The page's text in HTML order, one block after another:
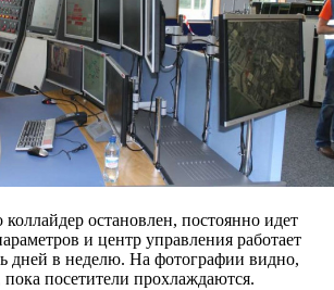
остановлен, постоянно идет
и центр управления работает
дней в неделю. На фотографии видно,
посетители прохлаждаются.